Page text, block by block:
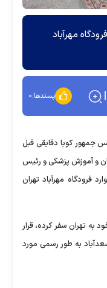
مهرآباد
پسندها:۰
جمهور کوبا دقایقی قبل
و آموزش پزشکی و رئیس
فرودگاه مهرآباد تهران
به تهران سفر کرده، قرار
به طور رسمی مورد